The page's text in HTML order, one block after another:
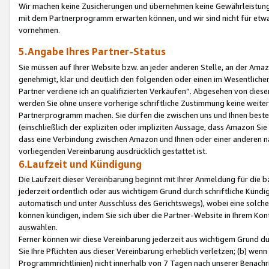
Wir machen keine Zusicherungen und übernehmen keine
mit dem Partnerprogramm erwarten können, und wir sind nicht für
vornehmen.
5.Angabe Ihres Partner-Status
Sie müssen auf Ihrer Website bzw. an jeder anderen Stelle, an der
genehmigt, klar und deutlich den folgenden oder einen im
Partner verdiene ich an qualifizierten Verkäufen“. Abgesehen von
werden Sie ohne unsere vorherige schriftliche Zustimmung keine
Partnerprogramm machen. Sie dürfen die zwischen uns und Ihnen
(einschließlich der expliziten oder impliziten Aussage, dass Amazon
dass eine Verbindung zwischen Amazon und Ihnen oder einer
vorliegenden Vereinbarung ausdrücklich gestattet ist.
6.Laufzeit und Kündigung
Die Laufzeit dieser Vereinbarung beginnt mit Ihrer Anmeldung für die
jederzeit ordentlich oder aus wichtigem Grund durch schriftliche
automatisch und unter Ausschluss des Gerichtswegs), wobei eine
können kündigen, indem Sie sich über die Partner-Website in Ihrem
auswählen.
Ferner können wir diese Vereinbarung jederzeit aus wichtigem Grund
Sie Ihre Pflichten aus dieser Vereinbarung erheblich verletzen; (b)
Programmrichtlinien) nicht innerhalb von 7 Tagen nach unserer